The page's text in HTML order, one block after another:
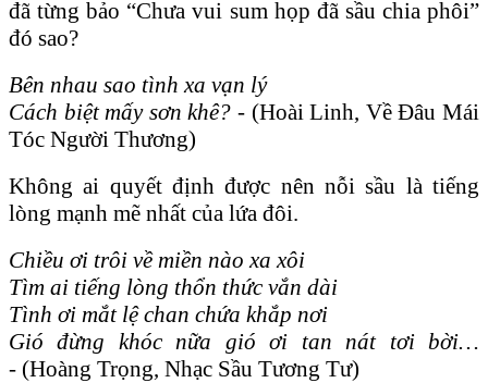
đã từng bảo “Chưa vui sum họp đã sầu chia phôi”
đó sao?
Bên nhau sao tình xa vạn lý
Cách biệt mấy sơn khê? - (Hoài Linh, Về Đâu Mái
Tóc Người Thương)
Không ai quyết định được nên nỗi sầu là tiếng
lòng mạnh mẽ nhất của lứa đôi.
Chiều ơi trôi về miền nào xa xôi
Tìm ai tiếng lòng thổn thức vắn dài
Tình ơi mắt lệ chan chứa khắp nơi
Gió đừng khóc nữa gió ơi tan nát tơi bời…
- (Hoàng Trọng, Nhạc Sầu Tương Tư)